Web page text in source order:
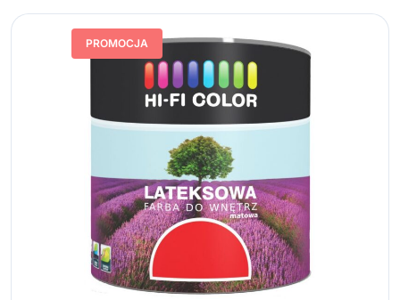
PROMOCJA